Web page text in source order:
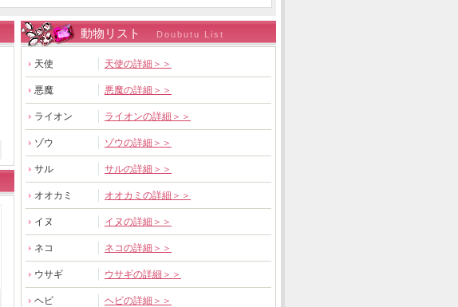
動物リスト Doubutu List
天使 天使の詳細＞＞
悪魔 悪魔の詳細＞＞
ライオン ライオンの詳細＞＞
ゾウ ゾウの詳細＞＞
サル サルの詳細＞＞
オオカミ オオカミの詳細＞＞
イヌ イヌの詳細＞＞
ネコ ネコの詳細＞＞
ウサギ ウサギの詳細＞＞
ヘビ ヘビの詳細＞＞